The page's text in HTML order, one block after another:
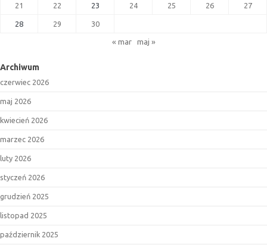
21 22 23 24 25 26 27
28 29 30
« mar maj »
Archiwum
czerwiec 2026
maj 2026
kwiecień 2026
marzec 2026
luty 2026
styczeń 2026
grudzień 2025
listopad 2025
październik 2025